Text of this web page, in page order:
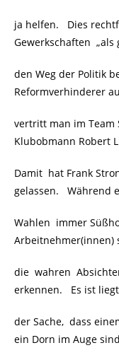
ja helfen. Dies
Gewerkschaften „als
den Weg der Politik
Reformverhinderer
vertritt man im Team
Klubobmann Robert
Damit hat Frank
gelassen. Während
Wahlen immer
Arbeitnehmer(innen)
die wahren
erkennen. Es ist
der Sache, dass
ein Dorn im Auge